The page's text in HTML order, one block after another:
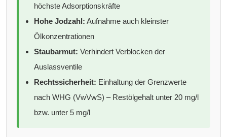
höchste Adsorptionskräfte
Hohe Jodzahl: Aufnahme auch kleinster
Ölkonzentrationen
Staubarmut: Verhindert Verblocken der
Auslassventile
Rechtssicherheit: Einhaltung der Grenzwerte
nach WHG (VwVwS) – Restölgehalt unter 20 mg/l
bzw. unter 5 mg/l